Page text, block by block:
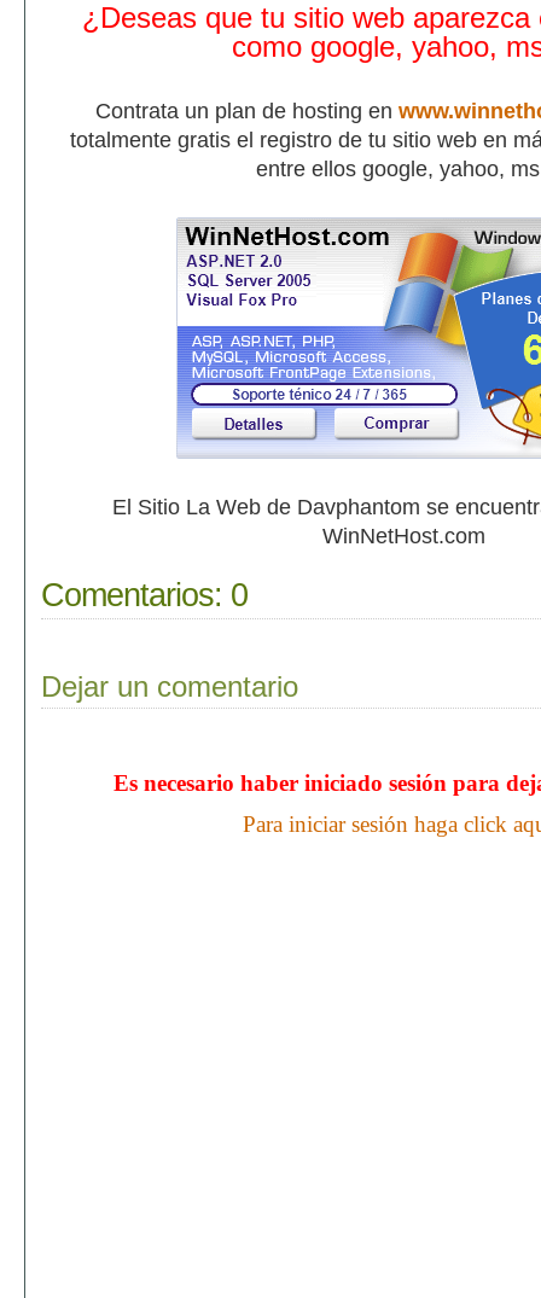
¿Deseas que tu sitio web aparezca
como google, yahoo,
Contrata un plan de hosting en
totalmente gratis el registro de tu sitio web en
entre ellos google, yahoo,
El Sitio La Web de Davphantom se
WinNetHost.com
Comentarios: 0
Dejar un comentario
Es necesario haber iniciado sesión para
Para iniciar sesión haga click